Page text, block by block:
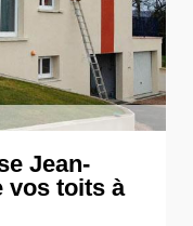
Jean-
vos toits à